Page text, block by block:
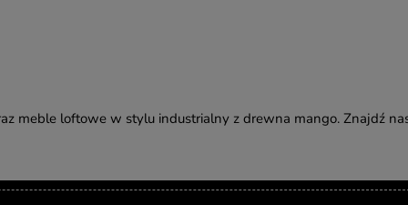
meble loftowe w stylu industrialny z drewna mango. Znajdź